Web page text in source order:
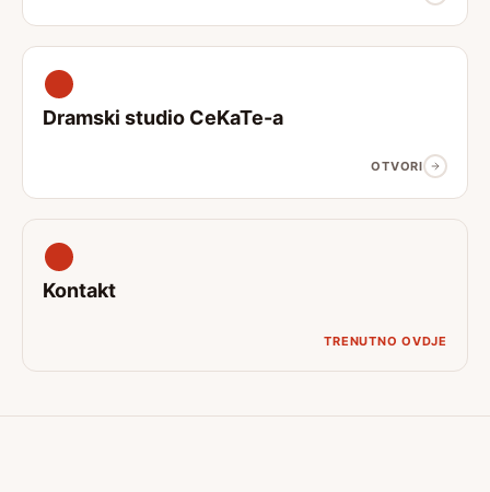
Dramski studio CeKaTe-a
OTVORI
Kontakt
TRENUTNO OVDJE